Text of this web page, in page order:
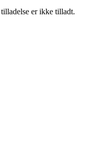
er ikke tilladt.